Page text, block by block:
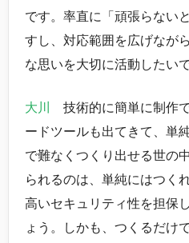
です。率直に「頑張らない
すし、対応範囲を広げなが
な思いを大切に活動したいで
大川
技術的に簡単に制作
ードツールも出てきて、単
で難なくつくり出せる世の
られるのは、単純にはつく
高いセキュリティ性を担保
ょう。しかも、つくるだけ